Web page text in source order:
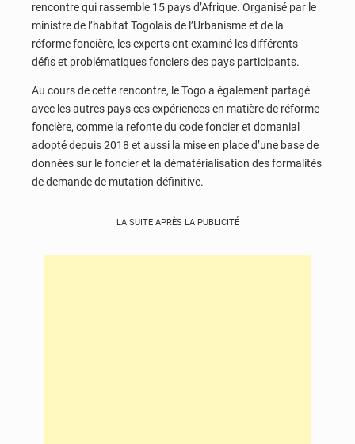
rencontre qui rassemble 15 pays d’Afrique. Organisé par le
ministre de l’habitat Togolais de l’Urbanisme et de la
réforme foncière, les experts ont examiné les différents
défis et problématiques fonciers des pays participants.
Au cours de cette rencontre, le Togo a également partagé
avec les autres pays ces expériences en matière de réforme
foncière, comme la refonte du code foncier et domanial
adopté depuis 2018 et aussi la mise en place d’une base de
données sur le foncier et la dématérialisation des formalités
de demande de mutation définitive.
LA SUITE APRÈS LA PUBLICITÉ